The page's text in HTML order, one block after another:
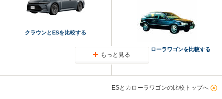
クラウンとESを比較する
コルサとカローラワゴンを比較する
もっと見る
ESとカローラワゴンの比較トップへ